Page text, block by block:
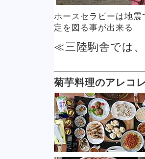
ホースセラピーは地
定を図る事が出来る
≪三陸駒舎では
菊芋料理のアレコレ